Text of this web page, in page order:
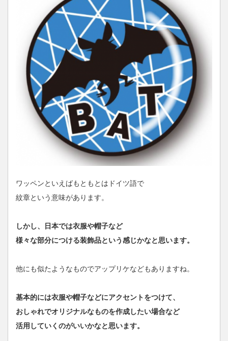
ワッペンといえばもともとはドイツ語で
紋章という意味があります。
しかし、日本では衣服や帽子など
様々な部分につける装飾品という感じかなと思います。
他にも似たようなものでアップリケなどもありますね。
基本的には衣服や帽子などにアクセントをつけて、
おしゃれでオリジナルなものを作成したい場合など
活用していくのがいいかなと思います。